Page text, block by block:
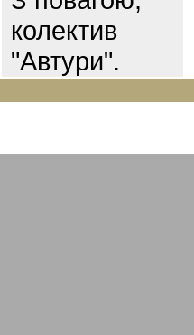
колектив
"Автури".